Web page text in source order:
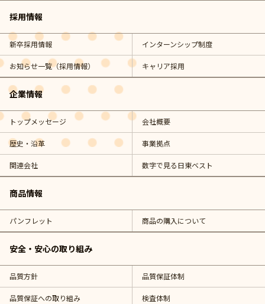
採用情報
新卒採用情報 インターンシップ制度
お知らせ一覧（採用情報） キャリア採用
企業情報
トップメッセージ 会社概要
歴史・沿革 事業拠点
関連会社 数字で見る日東ベスト
商品情報
パンフレット 商品の購入について
安全・安心の取り組み
品質方針 品質保証体制
品質保証への取り組み 検査体制